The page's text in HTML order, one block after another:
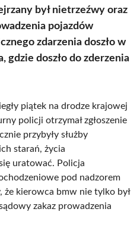
był nietrzeźwy oraz
pojazdów
zdarzenia doszło w
gdzie doszło do zderzenia
piątek na drodze krajowej
policji otrzymał zgłoszenie
przybyły służby
starań, życia
uratować. Policja
pod nadzorem
że kierowca bmw nie tylko był
zakaz prowadzenia